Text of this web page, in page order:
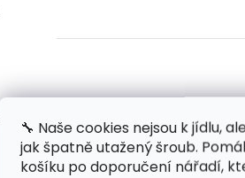
🔧 Naše cookies nejsou k jídlu,
jak špatně utažený šroub.
košíku po doporučení nářadí,
Hodnocení
Výpis hodnocení